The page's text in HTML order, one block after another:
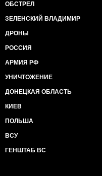
ОБСТРЕЛ
ЗЕЛЕНСКИЙ ВЛАДИМИР
ДРОНЫ
РОССИЯ
АРМИЯ РФ
УНИЧТОЖЕНИЕ
ДОНЕЦКАЯ ОБЛАСТЬ
КИЕВ
ПОЛЬША
ВСУ
ГЕНШТАБ ВС